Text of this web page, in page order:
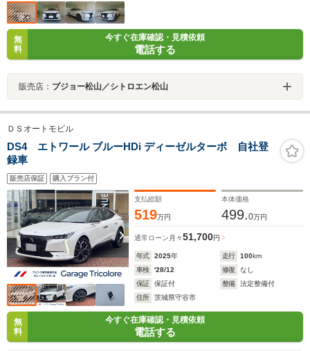
無
料
今すぐ在庫確認・見積依頼
電話する
販売店： プジョー松山／シトロエン松山
ＤＳオートモビル
DS4 エトワール ブルーHDi ディーゼルターボ 自社登
録車
販売店保証 購入プラン付
支払総額
519万円
本体価格
499.0万円
通常ローン 月々51,700円
年式 2025年 走行 100km
車検
'28/12 修復
なし
保証
保証付 整備
法定整備付
住所
茨城県守谷市
無
料
今すぐ在庫確認・見積依頼
電話する